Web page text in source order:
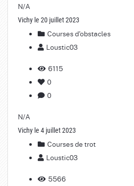
N/A
Vichy le 20 juillet 2023
Courses d'obstacles
Loustic03
6115
0
0
N/A
Vichy le 4 juillet 2023
Courses de trot
Loustic03
5566